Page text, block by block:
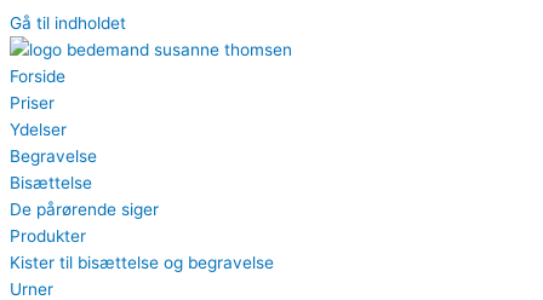
Gå til indholdet
Forside
Priser
Ydelser
Begravelse
Bisættelse
De pårørende siger
Produkter
Kister til bisættelse og begravelse
Urner